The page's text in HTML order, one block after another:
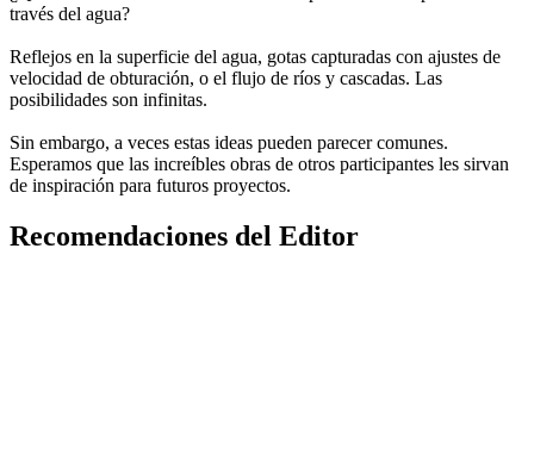
través del agua?
Reflejos en la superficie del agua, gotas capturadas con ajustes de
velocidad de obturación, o el flujo de ríos y cascadas. Las
posibilidades son infinitas.
Sin embargo, a veces estas ideas pueden parecer comunes.
Esperamos que las increíbles obras de otros participantes les sirvan
de inspiración para futuros proyectos.
Recomendaciones del Editor